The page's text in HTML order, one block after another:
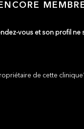
ENCORE
vous et son profil ne
de cette